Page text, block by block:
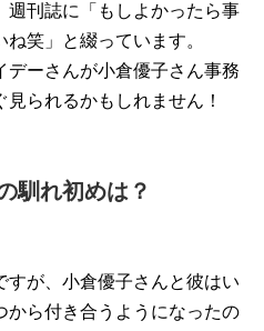
週刊誌に「もしよかったら事
笑」と綴っています。
デーさんが小倉優子さん事務
られるかもしれません！
馴れ初めは？
すが、小倉優子さんと彼はい
から付き合うようになったの